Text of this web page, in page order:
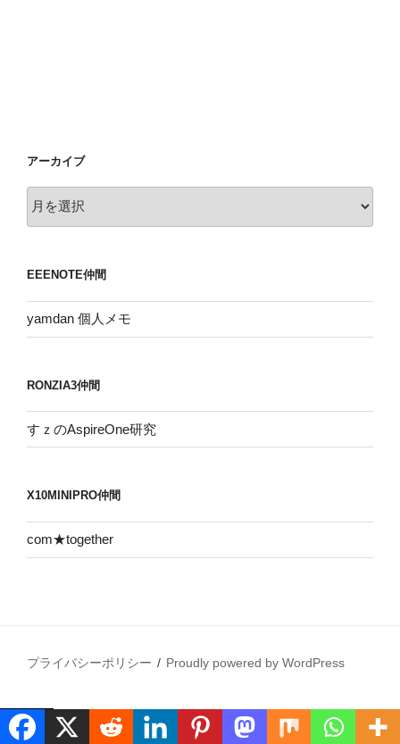
アーカイブ
ー
ブ
EEENOTE仲間
yamdan 個人メモ
RONZIA3仲間
すｚのAspireOne研究
X10MINIPRO仲間
com★together
プライバシーポリシー Proudly powered by WordPress